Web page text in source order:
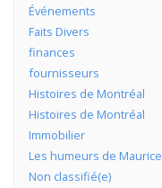
Événements
Faits Divers
finances
fournisseurs
Histoires de Montréal
Histoires de Montréal
Immobilier
Les humeurs de Maurice
Non classifié(e)